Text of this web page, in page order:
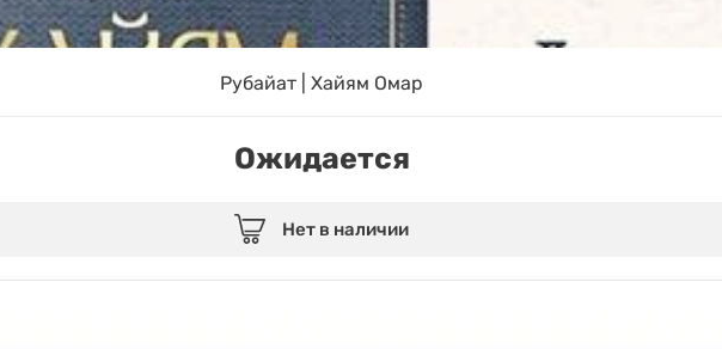
Рубайат | Хайям Омар
Ожидается
Нет в наличии